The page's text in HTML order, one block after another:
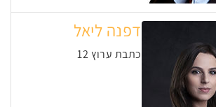
דפנה ליאל
כתבת ערוץ 12